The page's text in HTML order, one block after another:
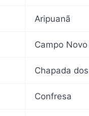
Aripuanã
Confresa